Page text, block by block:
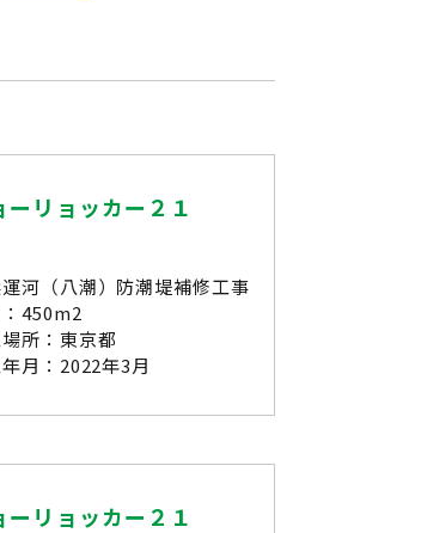
ーリョッカー２１
河（八潮）防潮堤補修工事
450m2
所：東京都
月：2022年3月
ーリョッカー２１